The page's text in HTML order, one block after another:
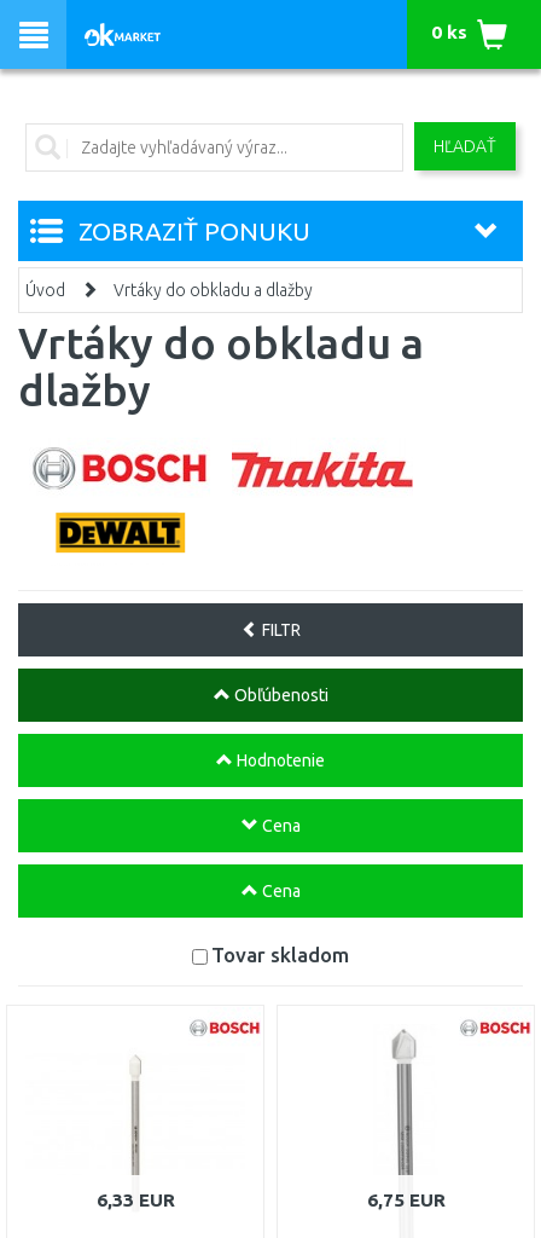
HĽADAŤ
0 ks
ZOBRAZIŤ PONUKU
Úvod Vrtáky do obkladu a dlažby
Vrtáky do obkladu a
dlažby
FILTR
Obľúbenosti
Hodnotenie
Cena
Cena
Tovar skladom
6,33 EUR 6,75 EUR